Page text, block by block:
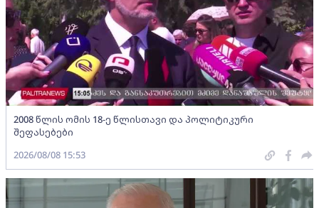
2008 წლის ომის 18-ე წლისთავი და პოლიტიკური
შეფასებები
2026/08/08 15:53